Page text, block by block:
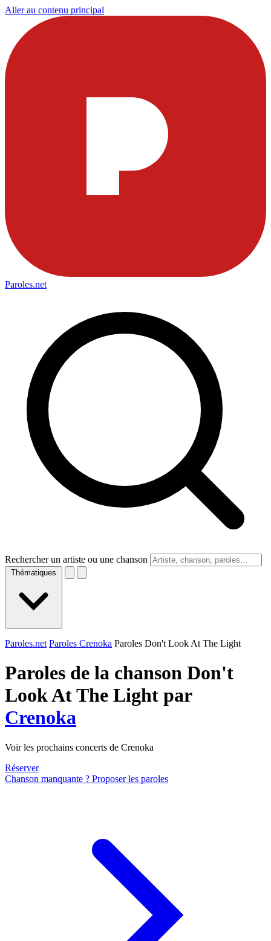
Aller au contenu principal
Paroles.net
Rechercher un artiste ou une chanson
Thématiques
Paroles.net Paroles Crenoka Paroles Don't Look At The Light
Paroles de la chanson Don't
Look At The Light par
Crenoka
Voir les prochains concerts de Crenoka
Réserver
Chanson manquante ? Proposer les paroles